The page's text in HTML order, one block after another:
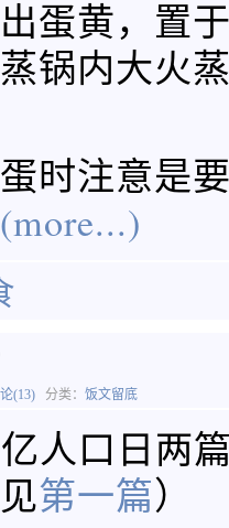
蛋黄，置
锅内大火
时注意是
(more...)
(13) 分类： 饭文留底
亿人口日两
第一篇）